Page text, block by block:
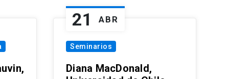
21 ABR
Seminarios
Diana MacDonald,